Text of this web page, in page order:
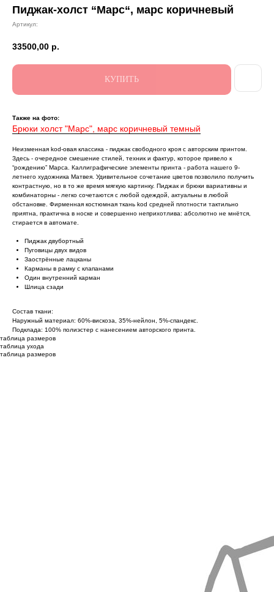
Пиджак-холст “Марс“, марс коричневый
Артикул:
33500,00 р.
КУПИТЬ
Также на фото:
Брюки холст "Марс", марс коричневый темный
Неизменная kod-овая классика - пиджак свободного кроя с авторским принтом.
Здесь - очередное смешение стилей, техник и фактур, которое привело к
“рождению” Марса. Каллиграфические элементы принта - работа нашего 9-
летнего художника Матвея. Удивительное сочетание цветов позволило получить
контрастную, но в то же время мягкую картинку. Пиджак и брюки вариативны и
комбинаторны - легко сочетаются с любой одеждой, актуальны в любой
обстановке. Фирменная костюмная ткань kod средней плотности тактильно
приятна, практична в носке и совершенно неприхотлива: абсолютно не мнётся,
стирается в автомате.
Пиджак двубортный
Пуговицы двух видов
Заострённые лацканы
Карманы в рамку с клапанами
Один внутренний карман
Шлица сзади
Состав ткани:
Наружный материал: 60%-вискоза, 35%-нейлон, 5%-спандекс.
Подклада: 100% полиэстер с нанесением авторского принта.
таблица размеров
таблица ухода
таблица размеров